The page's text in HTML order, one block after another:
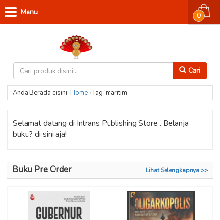
Cari
0
Menu
Anda Berada disini: Home›Tag ‘maritim’
Selamat datang di Intrans Publishing Store . Belanja
buku? di sini aja!
Buku Pre Order Lihat Selengkapnya >>